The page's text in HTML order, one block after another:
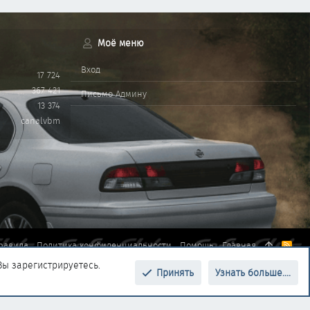
17 724
367 421
13 374
canalvbm
Моё меню
Вход
Письмо Админу
Политика конфиденциальности Помощь Главная
R
зарегистрируетесь.
Принять Узнать больше....